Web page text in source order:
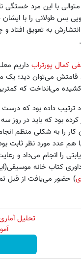
با این مرد خستگی
بس طولانی را با
به تعویق افتاد
کمال پورتراب داریم
می‌توان دید؛ یک
می‌انداخت که
ترتیب داده بود که
بود که باید در روز سه
کار را به شکلی منظم
هم عدد مورد نظر ثابت
را انجام می‌داد و
کتاب خانه
) حضور می‌یافت از قبل
تحلیل
به بهترین آموزش‌ها
دریافت پکیج